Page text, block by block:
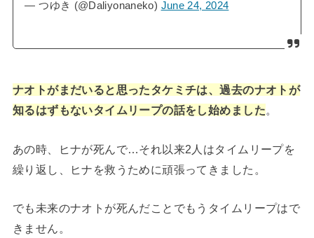
— つゆき (@Daliyonaneko) June 24, 2024
ナオトがまだいると思ったタケミチは、過去のナオトが
知るはずもないタイムリープの話をし始めました。
あの時、ヒナが死んで…それ以来2人はタイムリープを
繰り返し、ヒナを救うために頑張ってきました。
でも未来のナオトが死んだことでもうタイムリープはで
きません。